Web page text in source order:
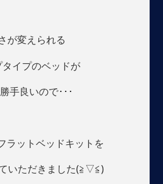
が変えられる
イプのベッドが
手良いので･･･
ラットベッドキットを
いただきました(≧▽≦)